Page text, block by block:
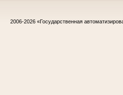
2006-2026 «Государственная